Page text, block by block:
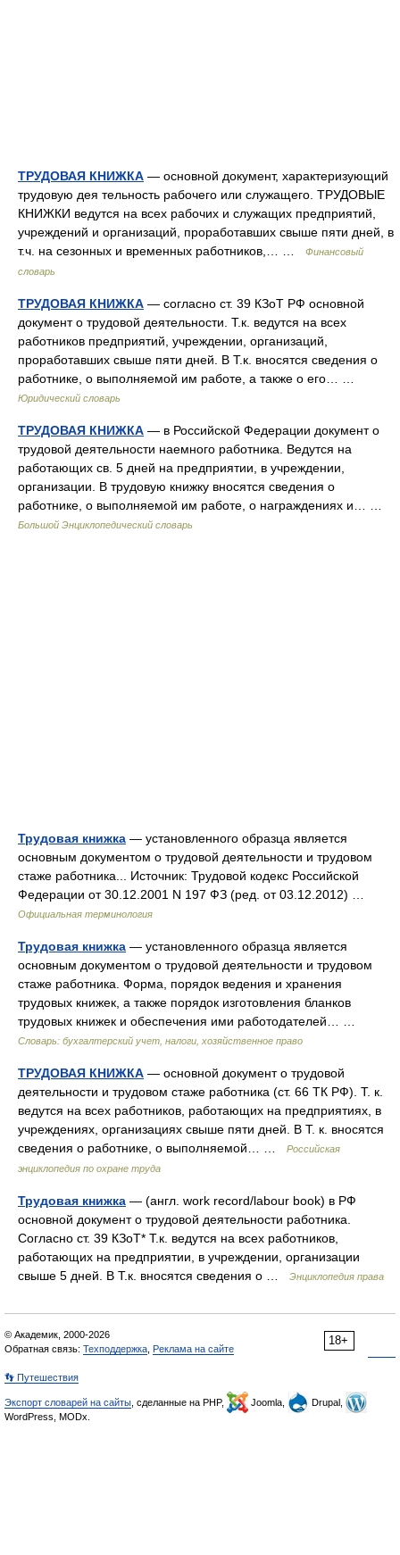
ТРУДОВАЯ КНИЖКА — основной документ, характеризующий
трудовую дея тельность рабочего или служащего. ТРУДОВЫЕ
КНИЖКИ ведутся на всех рабочих и служащих предприятий,
учреждений и организаций, проработавших свыше пяти дней, в
т.ч. на сезонных и временных работников,… …
Финансовый
словарь
ТРУДОВАЯ КНИЖКА — согласно ст. 39 КЗоТ РФ основной
документ о трудовой деятельности. Т.к. ведутся на всех
работников предприятий, учреждении, организаций,
проработавших свыше пяти дней. В Т.к. вносятся сведения о
работнике, о выполняемой им работе, а также о его… …
Юридический словарь
ТРУДОВАЯ КНИЖКА — в Российской Федерации документ о
трудовой деятельности наемного работника. Ведутся на
работающих св. 5 дней на предприятии, в учреждении,
организации. В трудовую книжку вносятся сведения о
работнике, о выполняемой им работе, о награждениях и… …
Большой Энциклопедический словарь
Трудовая книжка — установленного образца является
основным документом о трудовой деятельности и трудовом
стаже работника... Источник: Трудовой кодекс Российской
Федерации от 30.12.2001 N 197 ФЗ (ред. от 03.12.2012) …
Официальная терминология
Трудовая книжка — установленного образца является
основным документом о трудовой деятельности и трудовом
стаже работника. Форма, порядок ведения и хранения
трудовых книжек, а также порядок изготовления бланков
трудовых книжек и обеспечения ими работодателей… …
Словарь: бухгалтерский учет, налоги, хозяйственное право
ТРУДОВАЯ КНИЖКА — основной документ о трудовой
деятельности и трудовом стаже работника (ст. 66 ТК РФ). Т. к.
ведутся на всех работников, работающих на предприятиях, в
учреждениях, организациях свыше пяти дней. В Т. к. вносятся
сведения о работнике, о выполняемой… …
Российская
энциклопедия по охране труда
Трудовая книжка — (англ. work record/labour book) в РФ
основной документ о трудовой деятельности работника.
Согласно ст. 39 КЗоТ* Т.к. ведутся на всех работников,
работающих на предприятии, в учреждении, организации
свыше 5 дней. В Т.к. вносятся сведения о …
Энциклопедия права
18+
© Академик, 2000-2026
Обратная связь: Техподдержка Реклама на сайте
👣 Путешествия
Экспорт словарей на сайты , сделанные на PHP, Joomla,
Drupal,
WordPress, MODx.